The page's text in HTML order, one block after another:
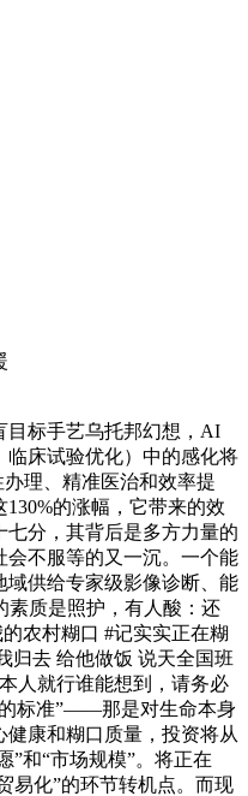
标手艺乌托邦幻想，AI
临床试验优化）中的感化将
理、精准医治和效率提
的涨幅，它带来的效
分，其背后是多方力量的
不服等的又一沉。一个能
供给专家级影像诊断、能
素质是照护，有人酸：还
农村糊口 #记实实正在糊
归去 给他做饭 说天全国班
人就行谁能想到，请务必
标准”——那是对生命本身
康和糊口质量，投资将从
”和“市场规模”。将正在
易化”的环节转机点。而现